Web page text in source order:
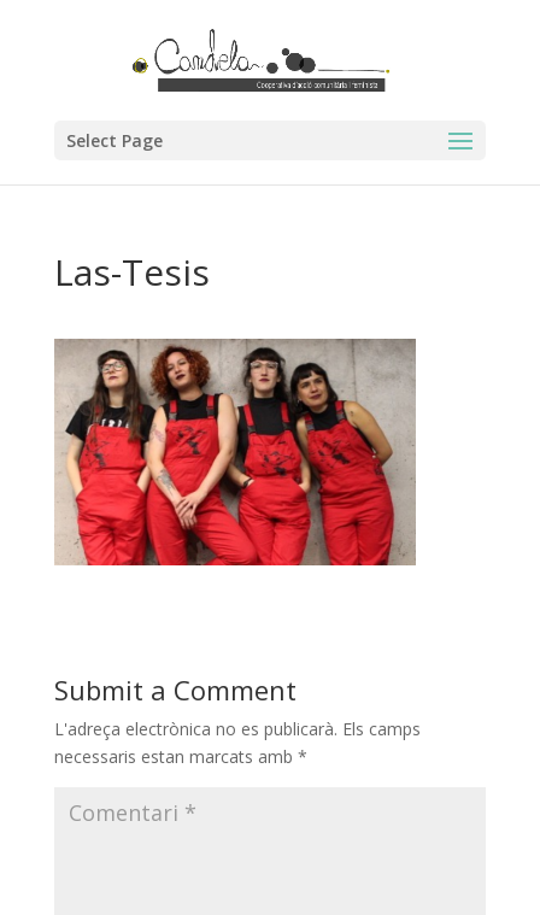
Select Page
Las-Tesis
Submit a Comment
L'adreça electrònica no es publicarà. Els camps
necessaris estan marcats amb *